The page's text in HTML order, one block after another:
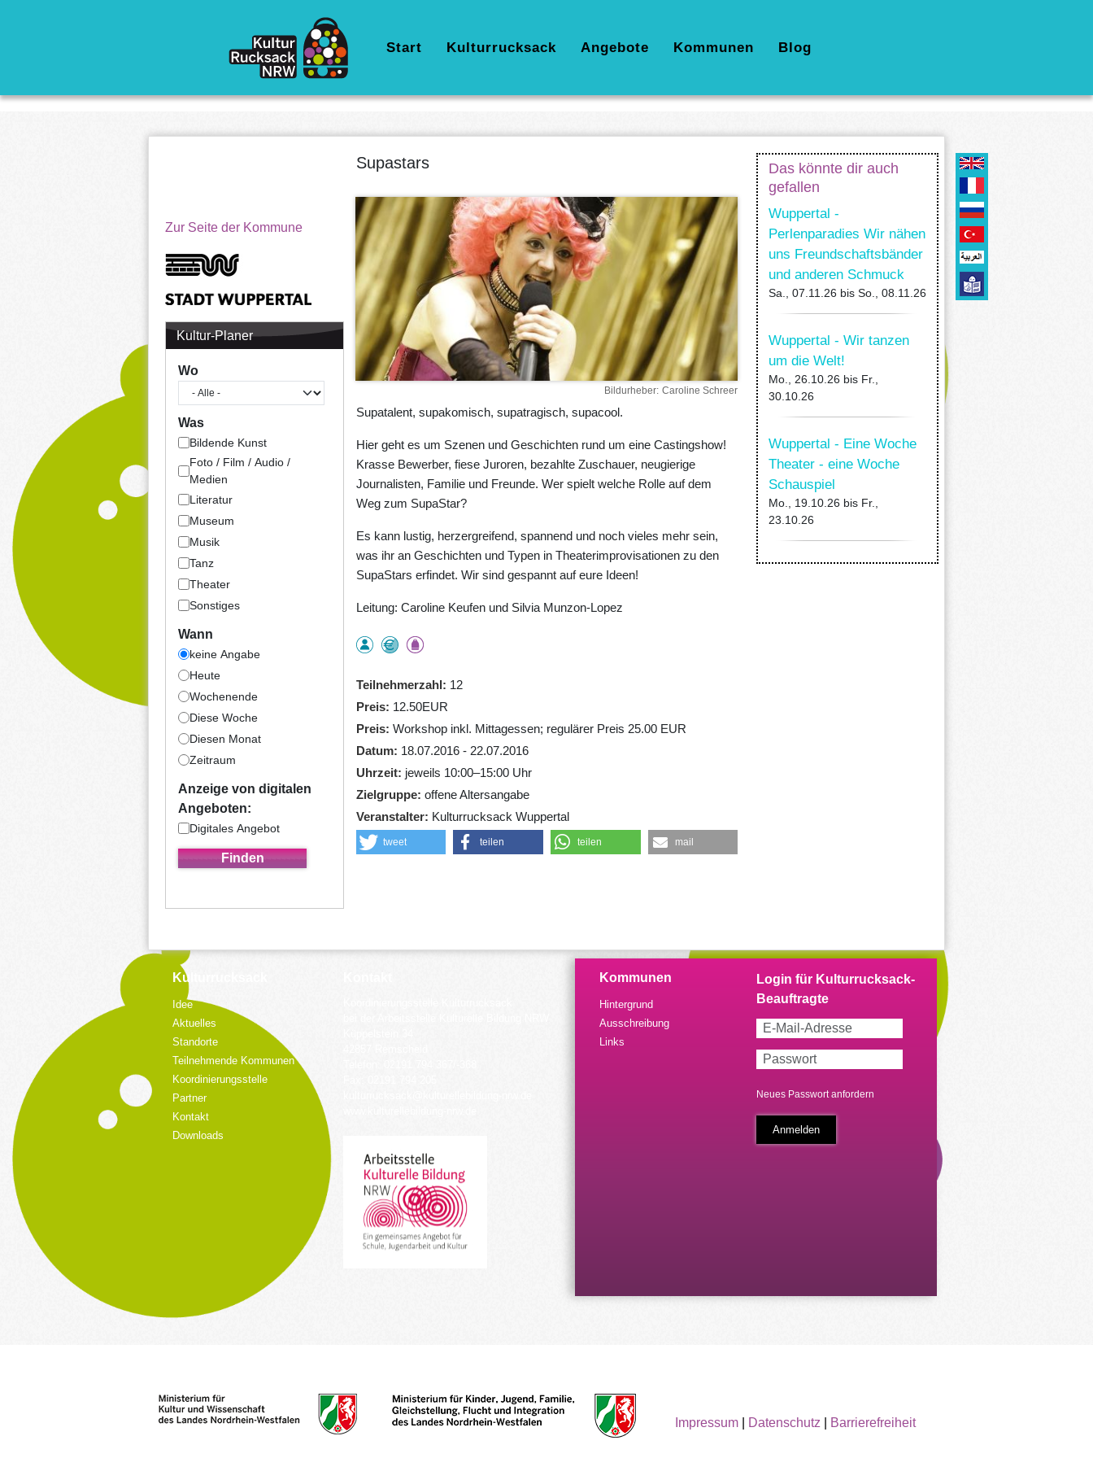
Hauptnavigation
Start Kulturrucksack Angebote Kommunen Blog
Zur Seite der Kommune
Kultur-Planer
Wo
Was
Bildende Kunst
Foto / Film / Audio /
Medien
Literatur
Museum
Musik
Tanz
Theater
Sonstiges
Wann
keine Angabe
Heute
Wochenende
Diese Woche
Diesen Monat
Zeitraum
Anzeige von digitalen
Angeboten:
Digitales Angebot
Supastars
Bildurheber Caroline Schreer
Supatalent, supakomisch, supatragisch, supacool.
Hier geht es um Szenen und Geschichten rund um eine Castingshow!
Krasse Bewerber, fiese Juroren, bezahlte Zuschauer, neugierige
Journalisten, Familie und Freunde. Wer spielt welche Rolle auf dem
Weg zum SupaStar?
Es kann lustig, herzergreifend, spannend und noch vieles mehr sein,
was ihr an Geschichten und Typen in Theaterimprovisationen zu den
SupaStars erfindet. Wir sind gespannt auf eure Ideen!
Leitung: Caroline Keufen und Silvia Munzon-Lopez
Teilnehmerzahl
12
Preis
12.50EUR
Preis Workshop inkl. Mittagessen; regulärer Preis 25.00 EUR
Datum
18.07.2016 - 22.07.2016
Uhrzeit
jeweils 10:00–15:00 Uhr
Zielgruppe offene Altersangabe
Veranstalter
Kulturrucksack Wuppertal
tweet teilen teilen mail
Das könnte dir auch
gefallen
Wuppertal -
Perlenparadies Wir nähen
uns Freundschaftsbänder
und anderen Schmuck
Sa., 07.11.26 bis So., 08.11.26
Wuppertal - Wir tanzen
um die Welt!
Mo., 26.10.26 bis Fr.,
30.10.26
Wuppertal - Eine Woche
Theater - eine Woche
Schauspiel
Mo., 19.10.26 bis Fr.,
23.10.26
Kulturrucksack
Idee
Aktuelles
Standorte
Teilnehmende Kommunen
Koordinierungsstelle
Partner
Kontakt
Downloads
Kommunen
Hintergrund
Ausschreibung
Links
Neues Passwort anfordern
Impressum| Datenschutz Barrierefreiheit